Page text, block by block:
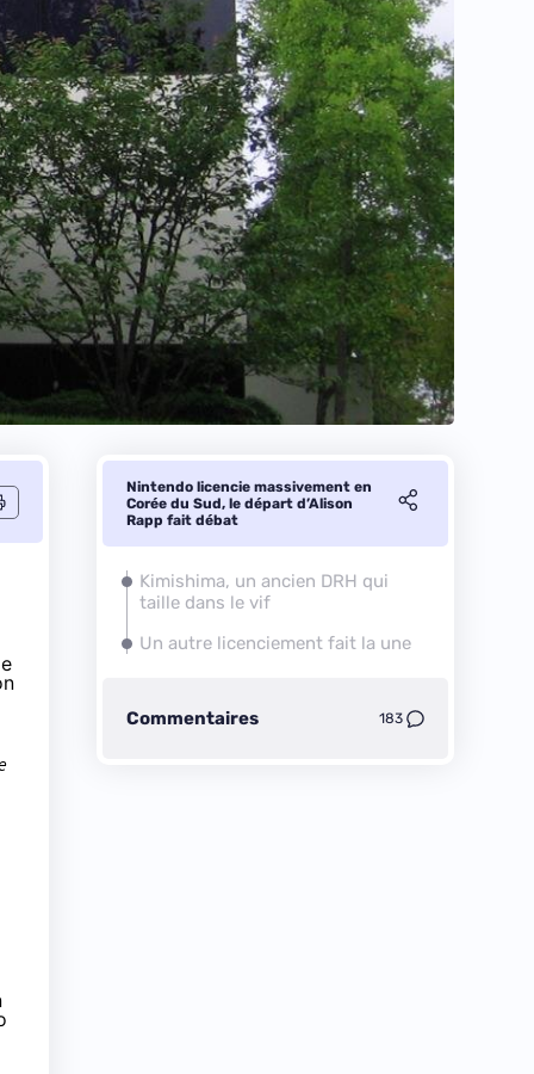
Nintendo licencie massivement en
Corée du Sud, le départ d’Alison
Rapp fait débat
Kimishima, un ancien DRH qui
taille dans le vif
Un autre licenciement fait la une
Commentaires 183